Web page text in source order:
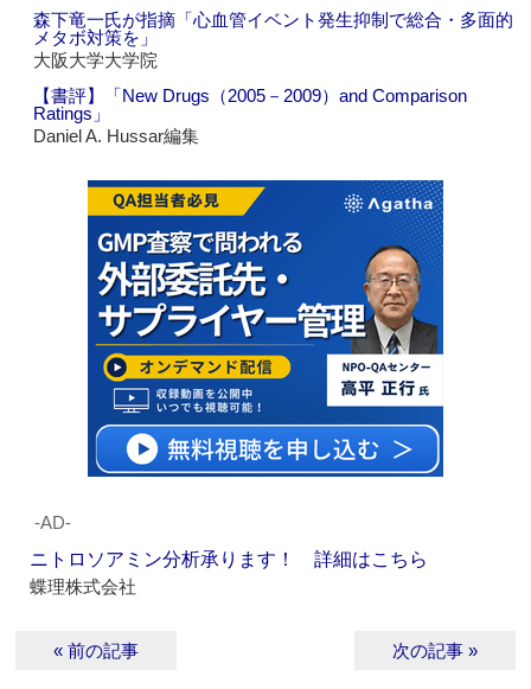
森下竜一氏が指摘「心血管イベント発生抑制で総合・多面的
メタボ対策を」
大阪大学大学院
【書評】「New Drugs（2005－2009）and Comparison
Ratings」
Daniel A. Hussar編集
‐AD‐
ニトロソアミン分析承ります！ 詳細はこちら
蝶理株式会社
« 前の記事 次の記事 »